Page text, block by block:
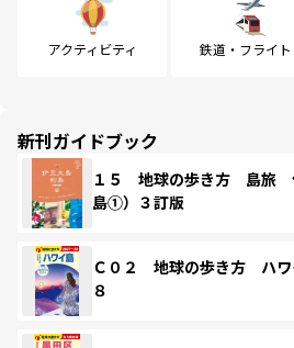
アクティビティ 鉄道・フライト
新刊ガイドブック
１５ 地球の歩き方 島旅
島①）３訂版
Ｃ０２ 地球の歩き方 ハ
８